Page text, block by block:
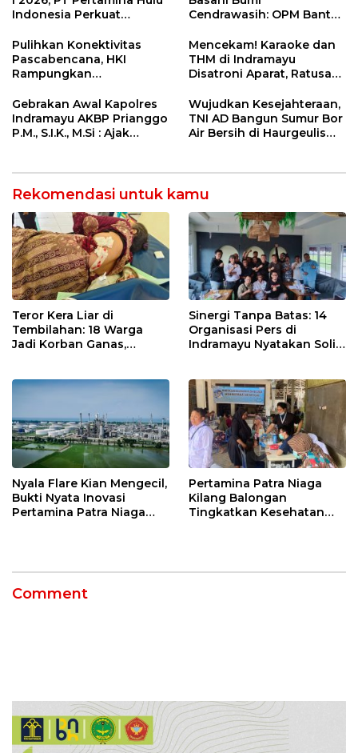
Perawatan Gigi
Indonesia Perkuat
Nasional Lewat Inovasi &
Keselamatan Kerja
Cendrawasih: OPM Bantai
di Tolikara!
Pulihkan Konektivitas
Pascabencana, HKI
Rampungkan
Lembah Anai dan Malalak
Mencekam! Karaoke dan
THM di Indramayu
Disatroni Aparat, Ratusan
Dites Urine!
Gebrakan Awal Kapolres
Indramayu AKBP Prianggo
P.M., S.I.K., M.Si : Ajak
Wujudkan Kesejahteraan,
TNI AD Bangun Sumur Bor
Air Bersih di Haurgeulis
Rekomendasi untuk kamu
Teror Kera Liar di
Tembilahan: 18 Warga
Jadi Korban Ganas,
Sinergi Tanpa Batas: 14
Organisasi Pers di
Indramayu Nyatakan Solid
Nyala Flare Kian Mengecil,
Bukti Nyata Inovasi
Pertamina Patra Niaga
Pertamina Patra Niaga
Kilang Balongan
Tingkatkan Kesehatan
Perawatan Gigi
Comment